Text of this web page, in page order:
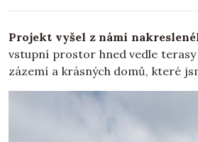
Projekt vyšel z námi
vstupní prostor hned vedle
zázemí a krásných domů, které